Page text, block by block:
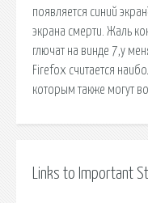
появляется синий
экрана смерти. Жаль
глючат на винде 7,у
Firefox считается
которым также могут
Links to Important